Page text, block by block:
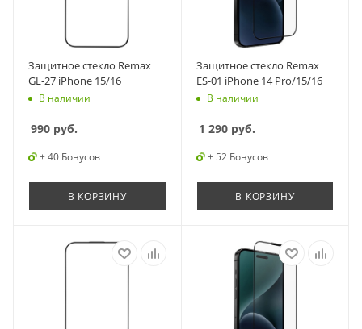
Защитное стекло Remax
GL-27 iPhone 15/16
В наличии
990 руб.
+ 40 Бонусов
В КОРЗИНУ
Защитное стекло Remax
ES-01 iPhone 14 Pro/15/16
В наличии
1 290руб.
+ 52 Бонусов
В КОРЗИНУ